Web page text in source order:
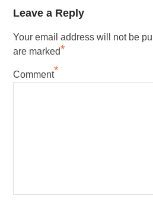
Leave a Reply
Your email address will not be
are marked*
Comment*